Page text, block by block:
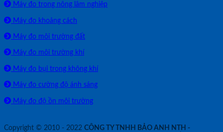
Máy đo trong nông lâm nghiệp
Máy đo khoảng cách
Máy đo môi trường đất
Máy đo môi trường khí
Máy đo bụi trong không khí
Máy đo cường độ ánh sáng
Máy đo độ ồn môi trường
Copyright © 2010 - 2022 CÔNG TY TNHH BẢO ANH NTH -